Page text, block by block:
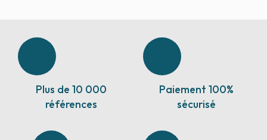
Plus de 10 000
références
Paiement 100%
sécurisé